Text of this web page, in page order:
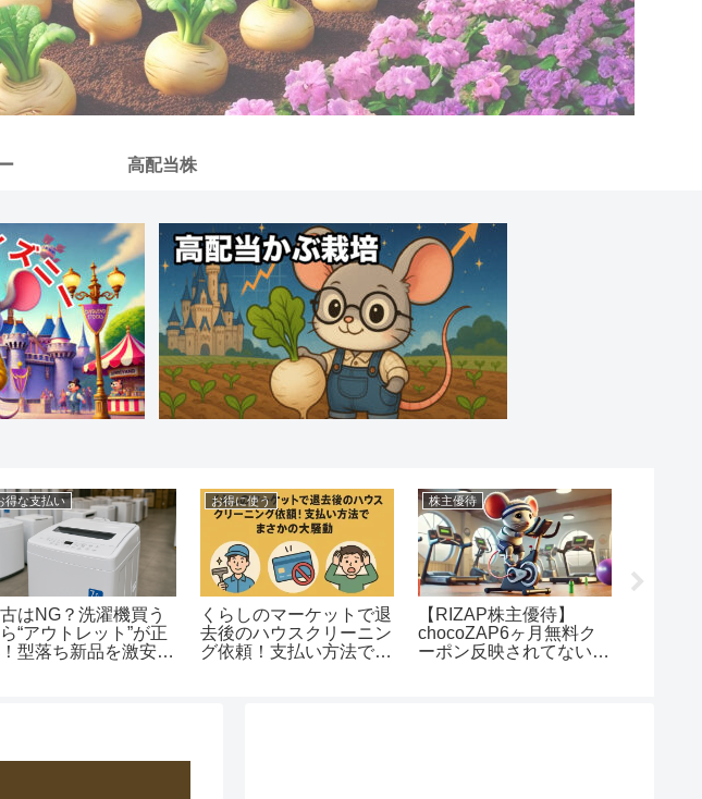
高配当株
ケットで退
クリーニン
い方法でま
株主優待
【RIZAP株主優待】
chocoZAP6ヶ月無料ク
ーポン反映されてない？
お得に増やす
2024年「第3回資産運用
EXPO夏」参加レポー
ト！セミナーでの学び・
ディズニー
く！投資初心者
NISAで株主優待